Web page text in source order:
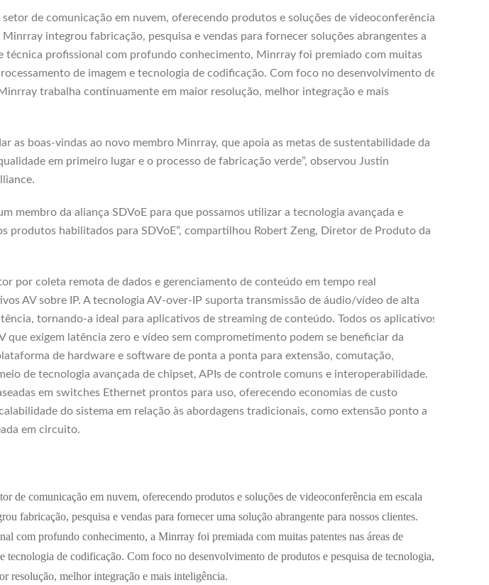
de comunicação em nuvem, oferecendo produtos e soluções de videoconferência
Minrray integrou fabricação, pesquisa e vendas para fornecer soluções abrangentes a
técnica profissional com profundo conhecimento, Minrray foi premiado com muitas
de imagem e tecnologia de codificação. Com foco no desenvolvimento de
trabalha continuamente em maior resolução, melhor integração e mais
as boas-vindas ao novo membro Minrray, que apoia as metas de sustentabilidade da
em primeiro lugar e o processo de fabricação verde”, observou Justin
membro da aliança SDVoE para que possamos utilizar a tecnologia avançada e
produtos habilitados para SDVoE”, compartilhou Robert Zeng, Diretor de Produto da
por coleta remota de dados e gerenciamento de conteúdo em tempo real
AV sobre IP. A tecnologia AV-over-IP suporta transmissão de áudio/vídeo de alta
tornando-a ideal para aplicativos de streaming de conteúdo. Todos os aplicativos
que exigem latência zero e vídeo sem comprometimento podem se beneficiar da
de hardware e software de ponta a ponta para extensão, comutação,
de tecnologia avançada de chipset, APIs de controle comuns e interoperabilidade.
em switches Ethernet prontos para uso, oferecendo economias de custo
do sistema em relação às abordagens tradicionais, como extensão ponto a
em circuito.
de comunicação em nuvem, oferecendo produtos e soluções de videoconferência em escala
fabricação, pesquisa e vendas para fornecer uma solução abrangente para nossos clientes.
com profundo conhecimento, a Minrray foi premiada com muitas patentes nas áreas de
tecnologia de codificação. Com foco no desenvolvimento de produtos e pesquisa de tecnologia,
resolução, melhor integração e mais inteligência.